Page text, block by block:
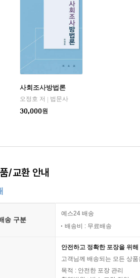
사회조사방법론
오정호 저
법문사
30,000원
/교환 안내
송 구분
예스24 배송
배송비 : 무료배송
안전하고 정확한 포장을 위
고객님께 배송되는 모든 상
목적 : 안전한 포장 관리